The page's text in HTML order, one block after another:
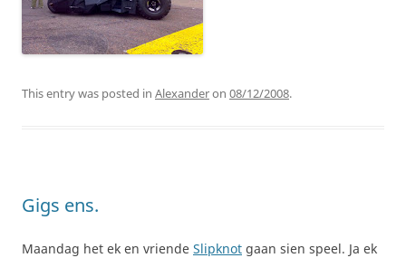
This entry was posted in Alexanderon 08/12/2008.
Gigs ens.
Maandag het ek en vriende Slipknot gaan sien speel. Ja ek